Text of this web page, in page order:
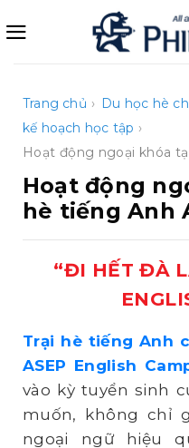
qua
Trang chủ › Du học hè
kế hoạch học tập ›
Hoạt động ngoại khóa
Hoạt động
hè tiếng Anh
“ĐI HẾT ĐÀ
Trại hè tiếng Anh
ASEP English
vào kỳ tuyển sinh
muốn, không chỉ
ngoại ngữ hiệu